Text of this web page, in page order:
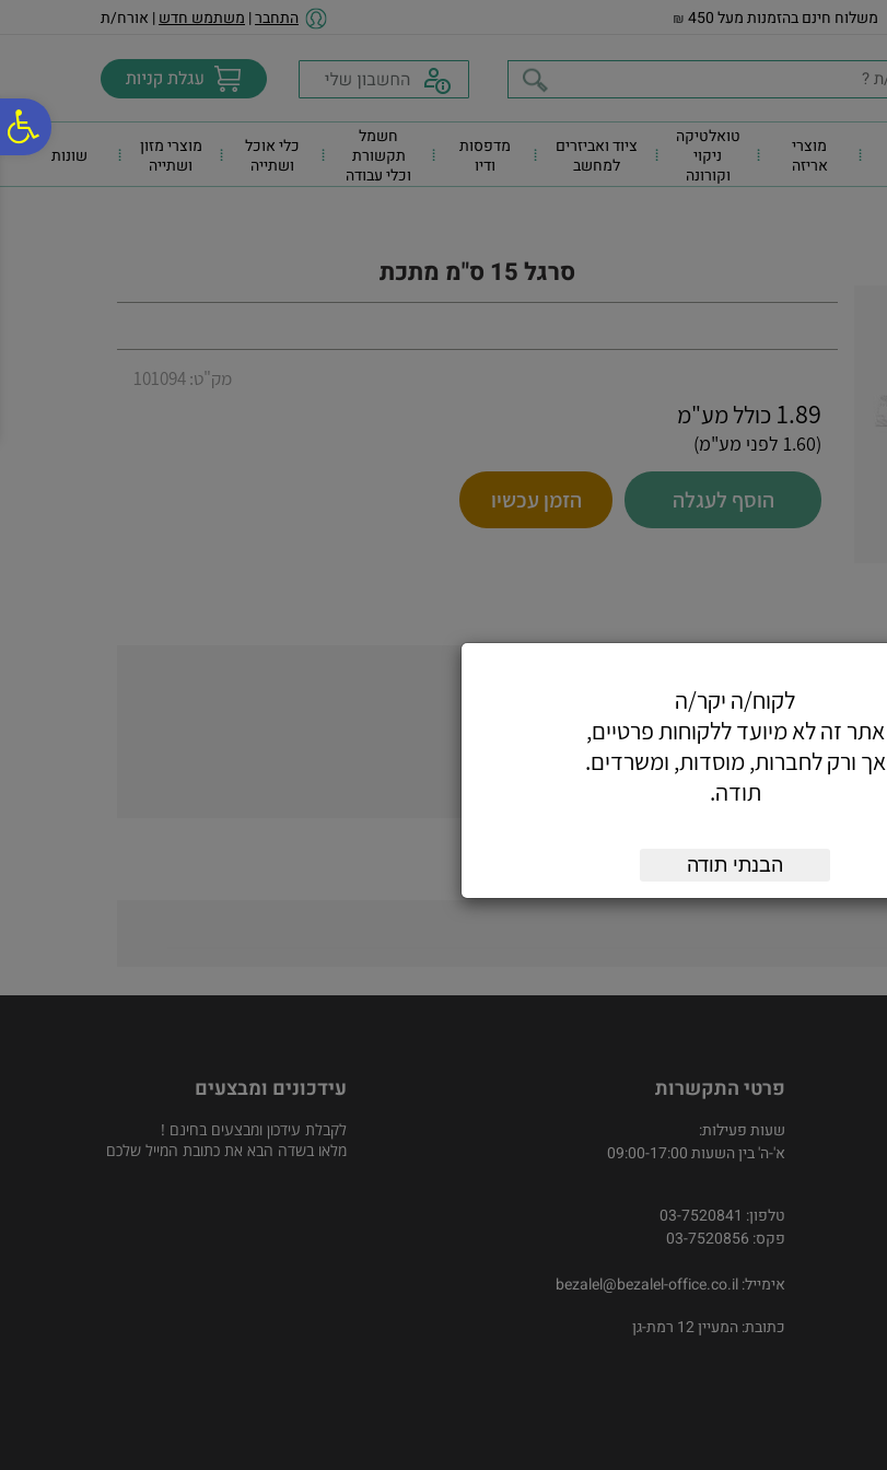
נגישות
אתר
המרכזי
משלוח חינם בהזמנות מעל 450 ₪ התחבר| משתמש חדש| אורח/ת
מוצרי
אריזה
טואלטיקה
ניקוי
וקורונה
ציוד ואביזרים
למחשב
מדפסות
ודיו
חשמל
תקשורת
וכלי עבודה
כלי אוכל
ושתייה
מוצרי מזון
ושתייה
שונות
סרגל 15 ס"מ מתכת
מק"ט: 101094
1.89 כולל מע"מ
(1.60 לפני מע"מ)
הוסף לעגלה הזמן עכשיו
פרטי התקשרות
שעות פעילות:
א'-ה' בין השעות 09:00-17:00
טלפון: 03-7520841
פקס: 03-7520856
אימייל:bezalel@bezalel-office.co.il
כתובת: המעיין 12 רמת-גן
עידכונים ומבצעים
לקבלת עידכון ומבצעים בחינם !
מלאו בשדה הבא את כתובת המייל שלכם
לקוח/ה יקר/ה
אתר זה לא מיועד ללקוחות פרטיים,
אך ורק לחברות, מוסדות, ומשרדים.
תודה.
הבנתי תודה